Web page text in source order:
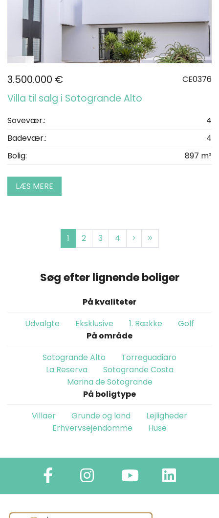
3.500.000 € CE0376
Villa til salg i Sotogrande Alto
Sovevær.:
4
Badevær.:
4
Bolig:
897 m²
LÆS MERE
1 2 3 4
Søg efter lignende boliger
På kvaliteter
Udvalgte
Eksklusive 1. Række
Golf
På område
Sotogrande Alto
Torreguadiaro
La Reserva
Sotogrande Costa
Marina de Sotogrande
På boligtype
Villaer
Grunde og land
Lejligheder
Erhvervsejendomme
Huse